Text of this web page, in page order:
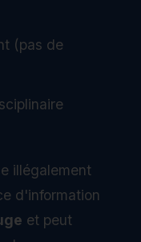
(pas de
illégalement
d'information
et peut